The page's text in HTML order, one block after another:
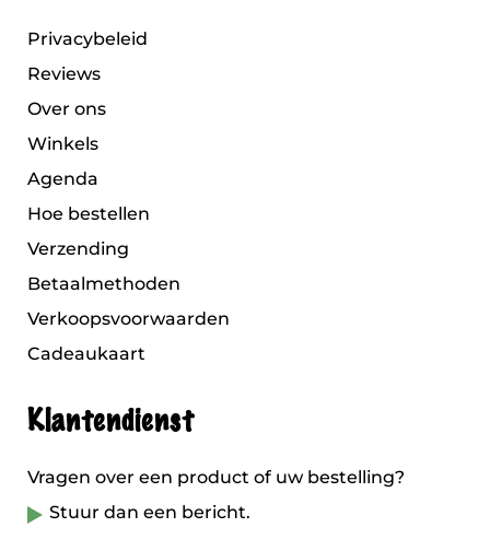
Privacybeleid
Reviews
Over ons
Winkels
Agenda
Hoe bestellen
Verzending
Betaalmethoden
Verkoopsvoorwaarden
Cadeaukaart
Klantendienst
Vragen over een product of uw bestelling?
Stuur dan een bericht.